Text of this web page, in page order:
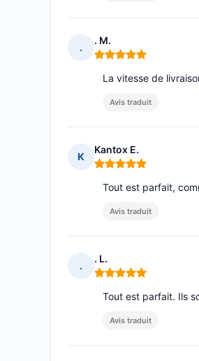
.
. M.
Note : 5 sur 5
La vitesse de
Avis traduit
K
Kantox E.
Note : 5 sur 5
Tout est parfait,
Avis traduit
.
. L.
Note : 5 sur 5
Tout est parfait. Ils
Avis traduit